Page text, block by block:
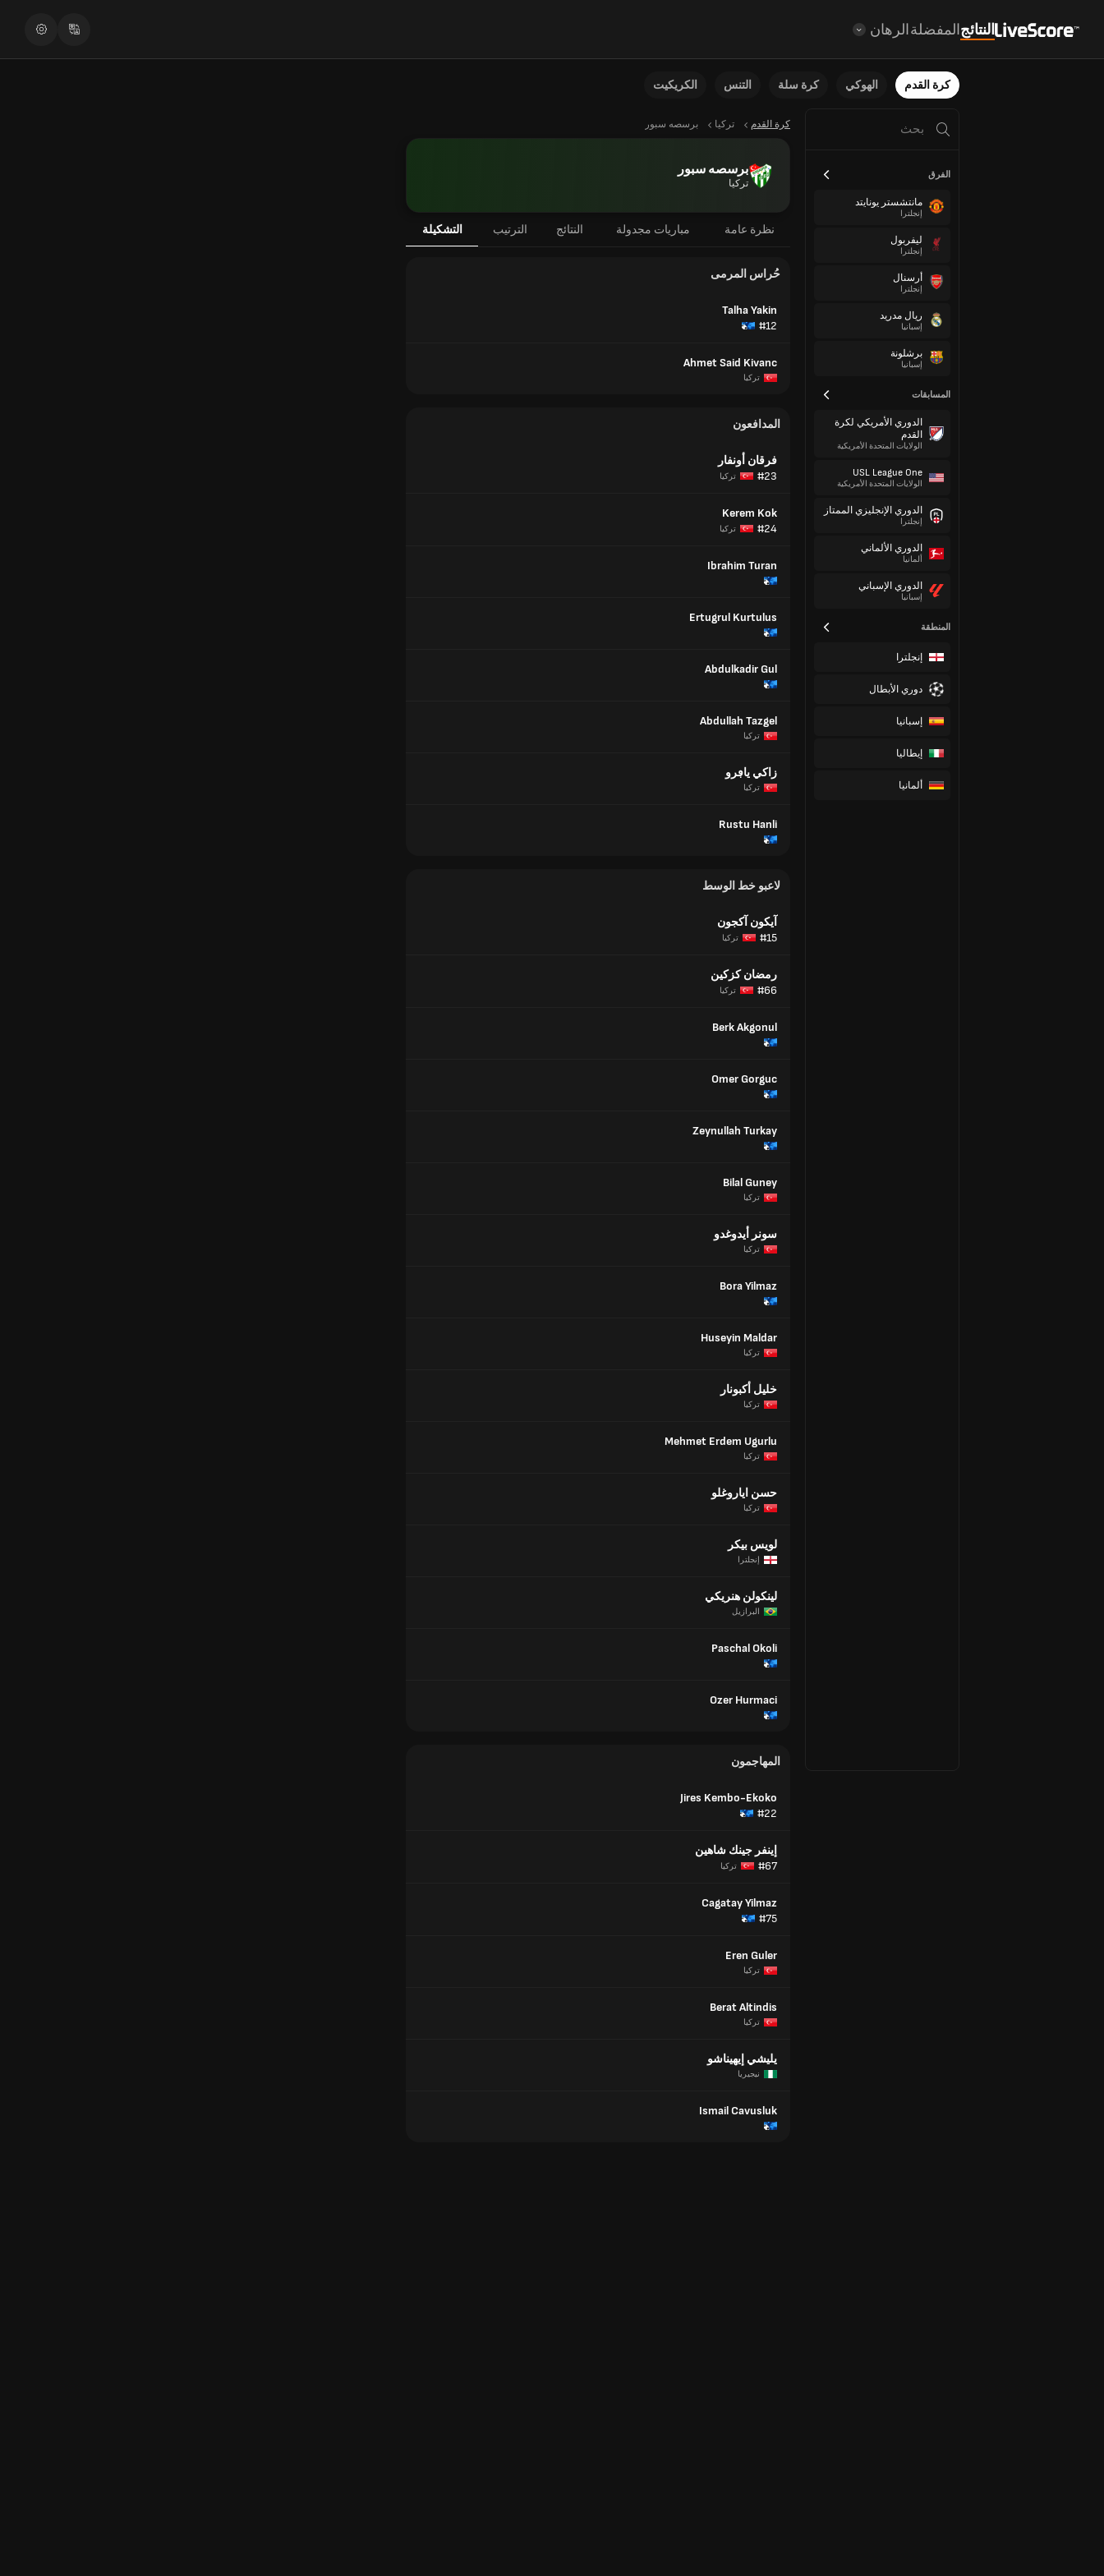
النتائجالمفضلةالرهان
كرة القدم الهوكي كرة سلة التنس الكريكيت
الفرق
مانتشستر يونايتد
إنجلترا
ليفربول
إنجلترا
أرسنال
إنجلترا
ريال مدريد
إسبانيا
برشلونة
إسبانيا
المسابقات
الدوري الأمريكي لكرة
القدم
الولايات المتحدة الأمريكية
USL League One
الولايات المتحدة الأمريكية
الدوري الإنجليزي الممتاز
إنجلترا
الدوري الألماني
ألمانيا
الدوري الإسباني
إسبانيا
المنطقة
إنجلترا
دوري الأبطال
إسبانيا
إيطاليا
ألمانيا
كرة القدم تركيا برسصه سبور
برسصه سبور
تركيا
نظرة عامة مباريات مجدولة النتائج الترتيب التشكيلة
حُراس المرمى
Talha Yakin
#12
Ahmet Said Kivanc
تركيا
المدافعون
فرقان أونفار
#23
تركيا
Kerem Kok
#24
تركيا
Ibrahim Turan
Ertugrul Kurtulus
Abdulkadir Gul
Abdullah Tazgel
تركيا
زاكي ياڢرو
تركيا
Rustu Hanli
لاعبو خط الوسط
آيكون آكجون
#15
تركيا
رمضان كزكين
#66
تركيا
Berk Akgonul
Omer Gorguc
Zeynullah Turkay
Bilal Guney
تركيا
سونر أيدوغدو
تركيا
Bora Yilmaz
Huseyin Maldar
تركيا
خليل أكبونار
تركيا
Mehmet Erdem Ugurlu
تركيا
حسن اياروغلو
تركيا
لويس بيكر
إنجلترا
لينكولن هنريكي
البرازيل
Paschal Okoli
Ozer Hurmaci
المهاجمون
Jires Kembo-Ekoko
#22
إينفر جينك شاهين
#67
تركيا
Cagatay Yilmaz
#75
Eren Guler
تركيا
Berat Altindis
تركيا
يليشي إيهيناشو
نيجيريا
Ismail Cavusluk